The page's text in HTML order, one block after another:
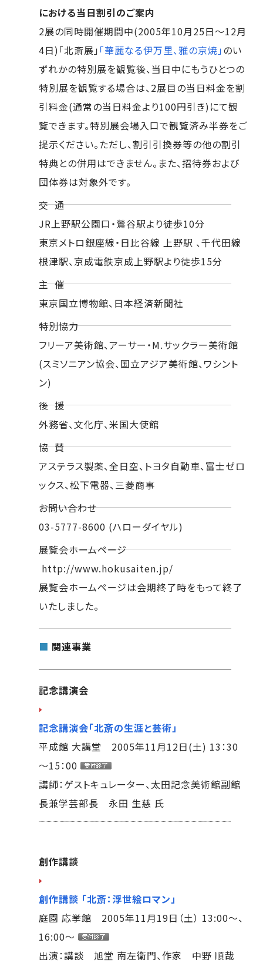
における当日割引のご案内
2展の同時開催期間中(2005年10月25日～12月
4日)「北斎展」 「華麗なる伊万里、雅の京焼」のい
ずれかの特別展を観覧後、当日中にもうひとつの
特別展を観覧する場合は、2展目の当日料金を割
引料金(通常の当日料金より100円引き)にて観
覧できます。特別展会場入口で観覧済み半券をご
提示ください。ただし、割引引換券等の他の割引
特典との併用はできません。また、招待券および
団体券は対象外です。
交 通
JR上野駅公園口・鶯谷駅より徒歩10分
東京メトロ銀座線・日比谷線 上野駅 、千代田線
根津駅、京成電鉄京成上野駅より徒歩15分
主 催
東京国立博物館、日本経済新聞社
特別協力
フリーア美術館、アーサー・M.サックラー美術館
(スミソニアン協会、国立アジア美術館、ワシント
ン)
後 援
外務省、文化庁、米国大使館
協 賛
アステラス製薬、全日空、トヨタ自動車、富士ゼロ
ックス、松下電器、三菱商事
お問い合わせ
03-5777-8600 (ハローダイヤル)
展覧会ホームページ
http://www.hokusaiten.jp/
展覧会ホームページは会期終了時をもって終了
いたしました。
■ 関連事業
記念講演会
記念講演会「北斎の生涯と芸術」
平成館 大講堂 2005年11月12日(土) 13：30
～15：00
講師：ゲストキュレーター、太田記念美術館副館
長兼学芸部長 永田 生慈 氏
創作講談
創作講談 「北斎：浮世絵ロマン」
庭園 応挙館 2005年11月19日（土） 13:00～、
16:00～
出演：講談 旭堂 南左衛門、作家 中野 順哉